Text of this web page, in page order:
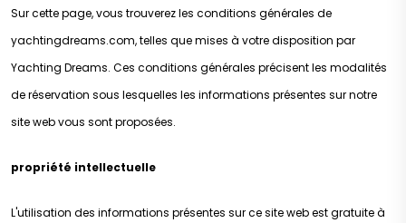
Sur cette page, vous trouverez les conditions générales de
yachtingdreams.com, telles que mises à votre disposition par
Yachting Dreams. Ces conditions générales précisent les modalités
de réservation sous lesquelles les informations présentes sur notre
site web vous sont proposées.
propriété intellectuelle
L'utilisation des informations présentes sur ce site web est gratuite à